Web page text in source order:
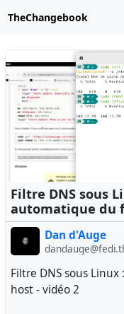
TheChangebook
Filtre DNS sous
automatique du
Dan d'Auge
Filtre DNS sous
host - vidéo 2